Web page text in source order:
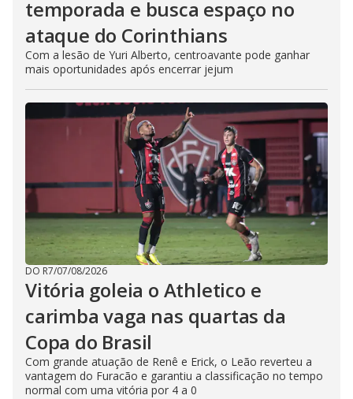
temporada e busca espaço no
ataque do Corinthians
Com a lesão de Yuri Alberto, centroavante pode ganhar
mais oportunidades após encerrar jejum
DO R7/07/08/2026
Vitória goleia o Athletico e
carimba vaga nas quartas da
Copa do Brasil
Com grande atuação de Renê e Erick, o Leão reverteu a
vantagem do Furacão e garantiu a classificação no tempo
normal com uma vitória por 4 a 0